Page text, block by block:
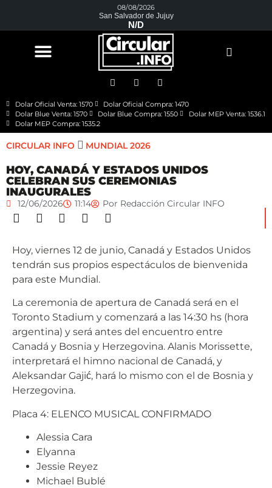
08/08/2026
San Salvador de Jujuy
N/D
Dolar Oficial Venta: 1570
Dolar Oficial Compra: 1470
Dolar Blue Venta: 1570
Dolar Blue Compra: 1550
Dolar MEP Venta: 1536.1
Dolar MEP Compra: 1535.2
CIRCULAR INFO MUNDIAL 2026
HOY, CANADÁ Y ESTADOS UNIDOS
CELEBRAN SUS CEREMONIAS
INAUGURALES
12/06/2026 11:14 Por Redacción Circular INFO
Hoy, viernes 12 de junio, Canadá y Estados Unidos
tendrán sus propios espectáculos de bienvenida
para este Mundial.
La ceremonia de apertura de Canadá será en el
Toronto Stadium y comenzará a las 14:30 hs (hora
argentina) y será antes del encuentro entre
Canadá y Bosnia y Herzegovina. Alanis Morissette,
interpretará el himno nacional de Canadá, y
Aleksandar Gajić, hará lo mismo con el de Bosnia y
Herzegovina.
Placa 4: ELENCO MUSICAL CONFIRMADO
Alessia Cara
Elyanna
Jessie Reyez
Michael Bublé